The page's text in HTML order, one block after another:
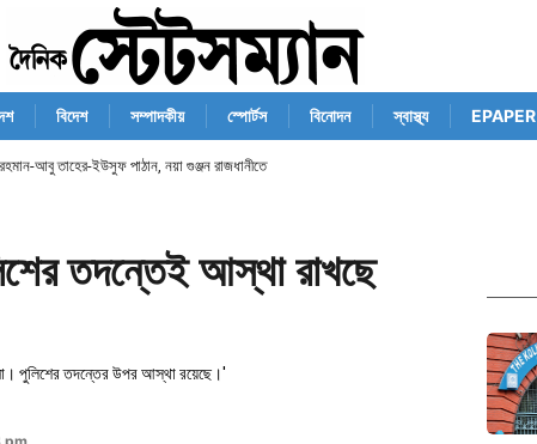
বিদেশ সম্পাদকীয় স্পোর্টস বিনোদন স্বাস্থ্য EPAPER
আবু তাহের-ইউসুফ পাঠান, নয়া গুঞ্জন রাজধানীতে
তদন্তেই আস্থা রাখছে
পুলিশের তদন্তের উপর আস্থা রয়েছে।'